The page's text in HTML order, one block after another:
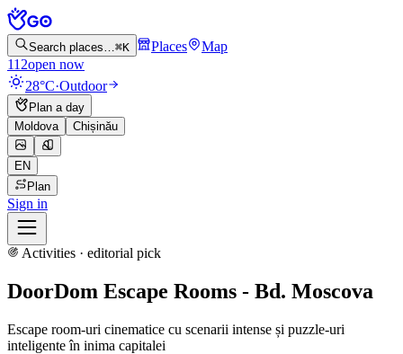
Search places…⌘K Places
Map
112open now
28°C·Outdoor
Plan a day
Moldova
Chișinău
EN
Plan
Sign in
Activities · editorial pick
DoorDom Escape Rooms - Bd. Moscova
Escape room-uri cinematice cu scenarii intense și puzzle-uri
inteligente în inima capitalei